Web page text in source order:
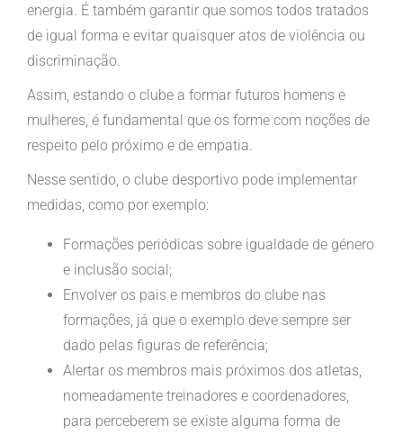
energia. É também garantir que somos todos tratados
de igual forma e evitar quaisquer atos de violência ou
discriminação.
Assim, estando o clube a formar futuros homens e
mulheres, é fundamental que os forme com noções de
respeito pelo próximo e de empatia.
Nesse sentido, o clube desportivo pode implementar
medidas, como por exemplo:
Formações periódicas sobre igualdade de género
e inclusão social;
Envolver os pais e membros do clube nas
formações, já que o exemplo deve sempre ser
dado pelas figuras de referência;
Alertar os membros mais próximos dos atletas,
nomeadamente treinadores e coordenadores,
para perceberem se existe alguma forma de